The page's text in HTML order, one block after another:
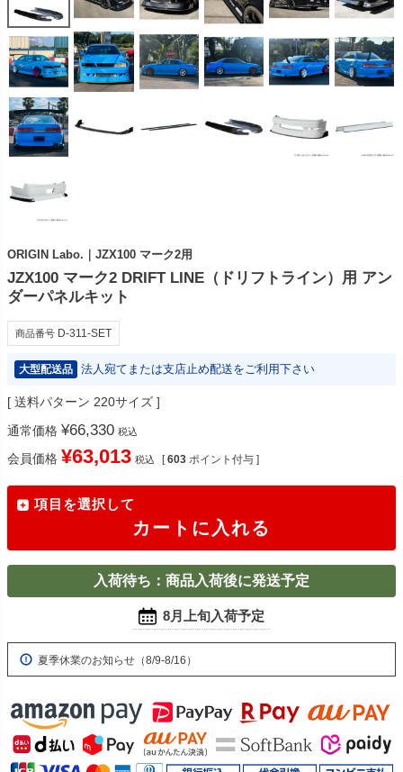
ORIGIN Labo.｜JZX100 マーク2用
JZX100 マーク2 DRIFT LINE（ドリフトライン）用 アン
ダーパネルキット
商品番号 D-311-SET
大型配送品 法人宛てまたは支店止め配送をご利用下さい
送料パターン 220サイズ
通常価格 ¥66,330 税込
会員価格 ¥63,013 税込 [ 603 ポイント付与 ]
項目を選択して
カートに入れる
入荷待ち：商品入荷後に発送予定
8月上旬入荷予定
夏季休業のお知らせ（8/9-8/16）